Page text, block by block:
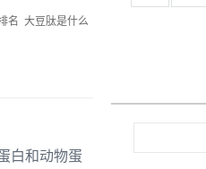
名 大豆肽是什么
白和动物蛋